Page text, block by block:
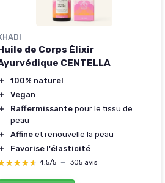
de Corps Élixir
CENTELLA
＋
100% naturel
＋
Vegan
＋
Raffermissante pour le tissu de
peau
＋
Affine et renouvelle la peau
＋
Favorise l'élasticité
4,5/5 — 305 avis